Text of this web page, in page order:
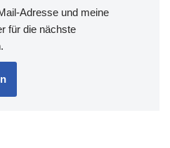
Adresse und meine
für die nächste